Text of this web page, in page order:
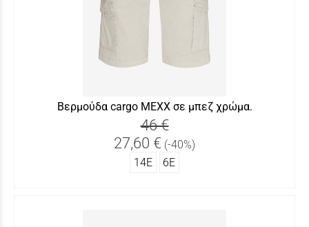
Βερμούδα cargo ΜΕΧΧ σε μπεζ χρώμα.
46 €
27,60 € (-40%)
14Ε
6Ε